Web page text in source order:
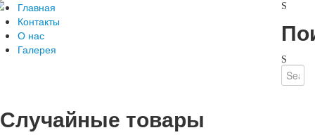
Главная
Контакты
О нас
Галерея
Случайные товары